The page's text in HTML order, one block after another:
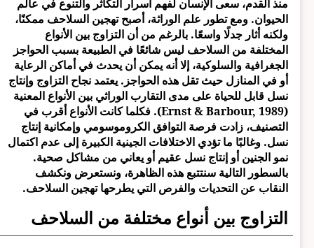
منذ القدم، سعى الإنسان لفهم أسرار التكاثر والتنوع في عالم
الحيوان. ومع تطور علم الوراثة، أصبح تهجين السلاحف ممكنًا،
ولكنه أثار جدلًا واسعًا. بالرغم من أن التزاوج بين الأنواع
المختلفة من السلاحف ليس شائعًا في الطبيعة بسبب الحواجز
الجغرافية والسلوكية، إلا أنه يمكن أن يحدث في أماكن الرعاية
أو في المنازل حيث تقل هذه الحواجز. يعتمد نجاح التزاوج وإنتاج
نسل قابل للحياة على مدى التقارب الوراثي بين الأنواع المعنية
(Ernst & Barbour, 1989). فكلما كانت الأنواع أقرب في
التصنيف، زادت فرصة التوافق الكروموسومي وإمكانية إنتاج
نسل. وغالبًا ما تؤدي الاختلافات الجينية الكبيرة إلى عدم اكتمال
نمو الجنين أو إنتاج نسل عقيم أو يعاني من مشاكل صحية.
بالسطور التالية سنتتبع هذه الظاهرة، ونستعرض ونكشف
النقاب عن التحديات والفرص التي يطرحها تهجين السلاحف.
التزاوج بين أنواع مختلفة من السلاحف